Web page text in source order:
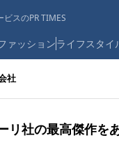
スのPR TIMES
ァッションライフスタイ
社
リ社の最高傑作を